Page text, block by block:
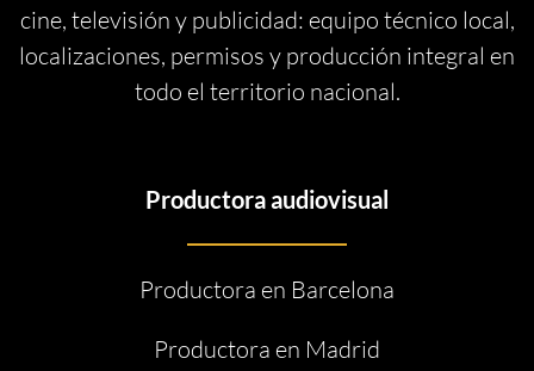
cine, televisión y publicidad: equipo técnico local,
localizaciones, permisos y producción integral en
todo el territorio nacional.
Productora audiovisual
Productora en Barcelona
Productora en Madrid